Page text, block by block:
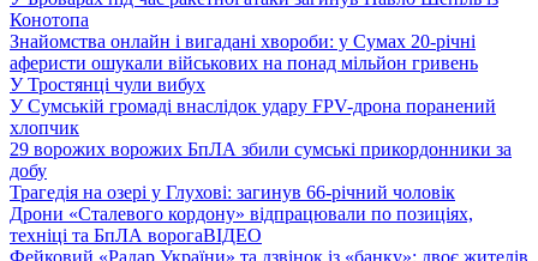
Конотопа
Знайомства онлайн і вигадані хвороби: у Сумах 20-річні
аферисти ошукали військових на понад мільйон гривень
У Тростянці чули вибух
У Сумській громаді внаслідок удару FPV-дрона поранений
хлопчик
29 ворожих ворожих БпЛА збили сумські прикордонники за
добу
Трагедія на озері у Глухові: загинув 66-річний чоловік
Дрони «Сталевого кордону» відпрацювали по позиціях,
техніці та БпЛА ворогаВІДЕО
Фейковий «Радар України» та дзвінок із «банку»: двоє жителів